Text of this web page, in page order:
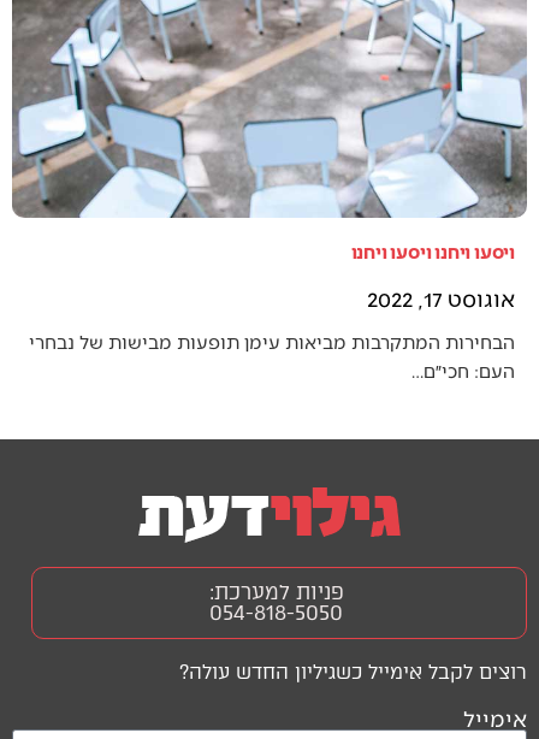
ויסעו ויחנו ויסעו ויחנו
אוגוסט 17, 2022
הבחירות המתקרבות מביאות עימן תופעות מבישות של נבחרי
העם: חכי״ם…
רוצים לקבל אימייל כשגיליון החדש עולה?
אימייל
פניות למערכת:
054-818-5050